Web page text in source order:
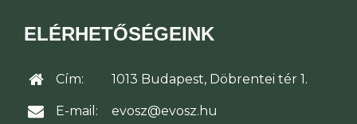
ELÉRHETŐSÉGEINK
Cím: 1013 Budapest, Döbrentei tér 1.
E-mail: evosz@evosz.hu